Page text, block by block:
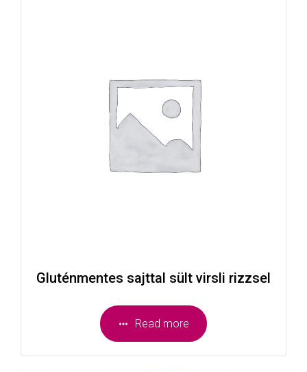
Gluténmentes sajttal sült virsli rizzsel
Read more